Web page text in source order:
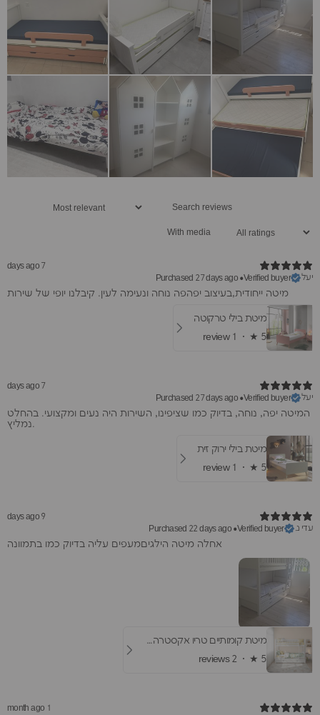
With media
7 days ago
יעל
Verified buyer
•
Purchased 27 days ago
מיטה ייחודית,בעיצוב יפהפה נוחה ונעימה לעין. קיבלנו יופי של שירות
מיטת בילי טרקוטה
5
★ ·
1 review
7 days ago
יעל
Verified buyer
•
Purchased 27 days ago
המיטה יפה, נוחה, בדיוק כמו שציפינו, השירות היה נעים ומקצועי. בהחלט
נמליץ.
מיטת בילי ירוק זית
5
★ ·
1 review
9 days ago
עדי נ.
Verified buyer
•
Purchased 22 days ago
אחלה מיטה הילגיםמעפים עליה בדיוק כמו בתמוונה
מיטת קומותיים טריו אקסטרה- עם מיטת חבר ומגירות
5
★ ·
2 reviews
1 month ago